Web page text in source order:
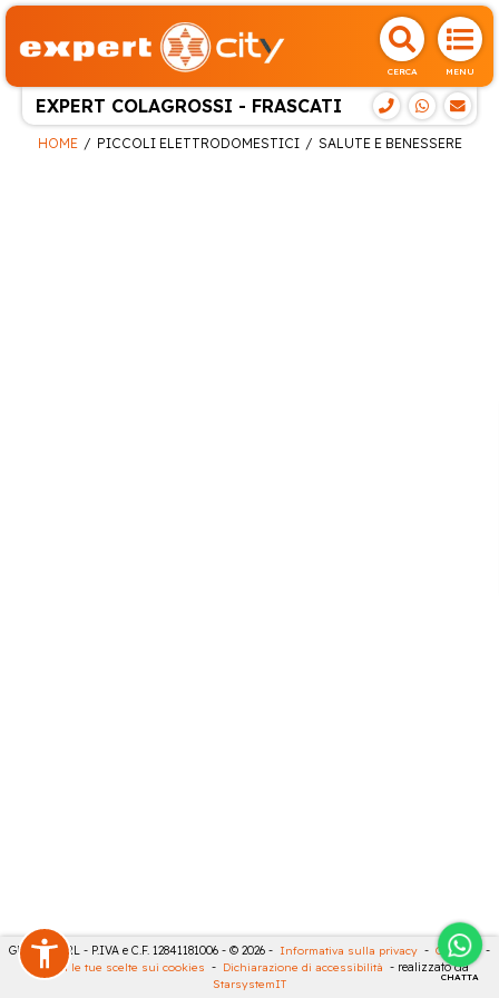
CERCA MENU
EXPERT COLAGROSSI - FRASCATI
CHATTA
HOME PICCOLI ELETTRODOMESTICI SALUTE E BENESSERE
GECO 14 SRL - P.IVA e C.F. 12841181006 - © 2026 - Informativa sulla privacy - Cookies
-
Rivedi le tue scelte sui cookies - Dichiarazione di accessibilità - realizzato da
StarsystemIT